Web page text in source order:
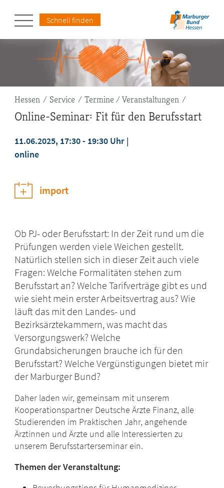
Schnell finden
Pfadnavigation
Hessen Service Termine / Veranstaltungen
Online-Seminar: Fit für den Berufsstart
11.06.2025, 17:30 - 19:30 Uhr
online
import
Ob PJ- oder Berufsstart: In der Zeit rund um die
Prüfungen werden viele Weichen gestellt.
Natürlich stellen sich in dieser Zeit auch viele
Fragen: Welche Formalitäten stehen zum
Berufsstart an? Welche Tarifverträge gibt es und
wie sieht mein erster Arbeitsvertrag aus? Wie
läuft das mit den Landes- und
Bezirksärztekammern, was macht das
Versorgungswerk? Welche
Grundabsicherungen brauche ich für den
Berufsstart? Welche Vergünstigungen bietet mir
der Marburger Bund?
Daher laden wir, gemeinsam mit unserem
Kooperationspartner Deutsche Ärzte Finanz, alle
Studierenden im Praktischen Jahr, angehende
Ärztinnen und Ärzte und alle Interessierten zu
unserem Berufsstarterseminar ein.
Themen der Veranstaltung: